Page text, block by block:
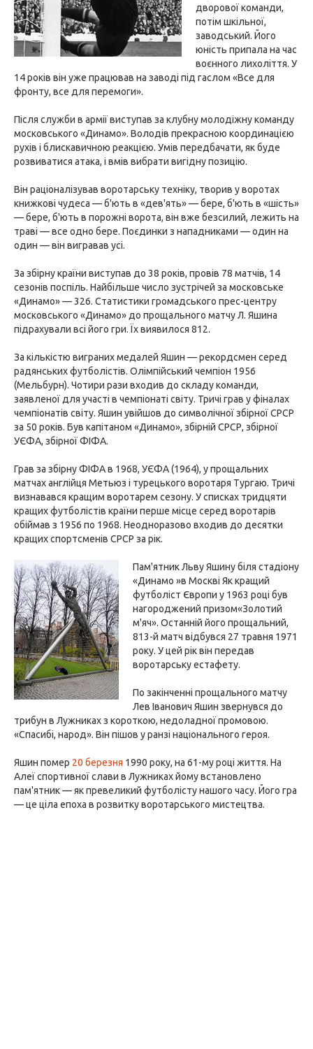
дворової команди,
потім шкільної,
заводський. Його
юність припала на час
воєнного лихоліття. У
14 років він уже працював на заводі під гаслом «Все для
фронту, все для перемоги».
Після служби в армії виступав за клубну молодіжну команду
московського «Динамо». Володів прекрасною координацією
рухів і блискавичною реакцією. Умів передбачати, як буде
розвиватися атака, і вмів вибрати вигідну позицію.
Він раціоналізував воротарську техніку, творив у воротах
книжкові чудеса — б'ють в «дев'ять» — бере, б'ють в «шість»
— бере, б'ють в порожні ворота, він вже безсилий, лежить на
траві — все одно бере. Поєдинки з нападниками — один на
один — він вигравав усі.
За збірну країни виступав до 38 років, провів 78 матчів, 14
сезонів поспіль. Найбільше число зустрічей за московське
«Динамо» — 326. Статистики громадського прес-центру
московського «Динамо» до прощального матчу Л. Яшина
підрахували всі його гри. Їх виявилося 812.
За кількістю виграних медалей Яшин — рекордсмен серед
радянських футболістів. Олімпійський чемпіон 1956
(Мельбурн). Чотири рази входив до складу команди,
заявленої для участі в чемпіонаті світу. Тричі грав у фіналах
чемпіонатів світу. Яшин увійшов до символічної збірної СРСР
за 50 років. Був капітаном «Динамо», збірній СРСР, збірної
УЄФА, збірної ФІФА.
Грав за збірну ФІФА в 1968, УЄФА (1964), у прощальних
матчах англійця Метьюз і турецького воротаря Тургаю. Тричі
визнавався кращим воротарем сезону. У списках тридцяти
кращих футболістів країни перше місце серед воротарів
обіймав з 1956 по 1968. Неодноразово входив до десятки
кращих спортсменів СРСР за рік.
Пам'ятник Льву Яшину біля стадіону
«Динамо »в Москві Як кращий
футболіст Європи у 1963 році був
нагороджений призом«Золотий
м'яч». Останній його прощальний,
813-й матч відбувся 27 травня 1971
року. У цей рік він передав
воротарську естафету.
По закінченні прощального матчу
Лев Іванович Яшин звернувся до
трибун в Лужниках з короткою, недоладної промовою.
«Спасибі, народ». Він пішов у ранзі національного героя.
Яшин помер 20 березня 1990 року, на 61-му році життя. На
Алеї спортивної слави в Лужниках йому встановлено
пам'ятник — як превеликий футболісту нашого часу. Його гра
— це ціла епоха в розвитку воротарського мистецтва.